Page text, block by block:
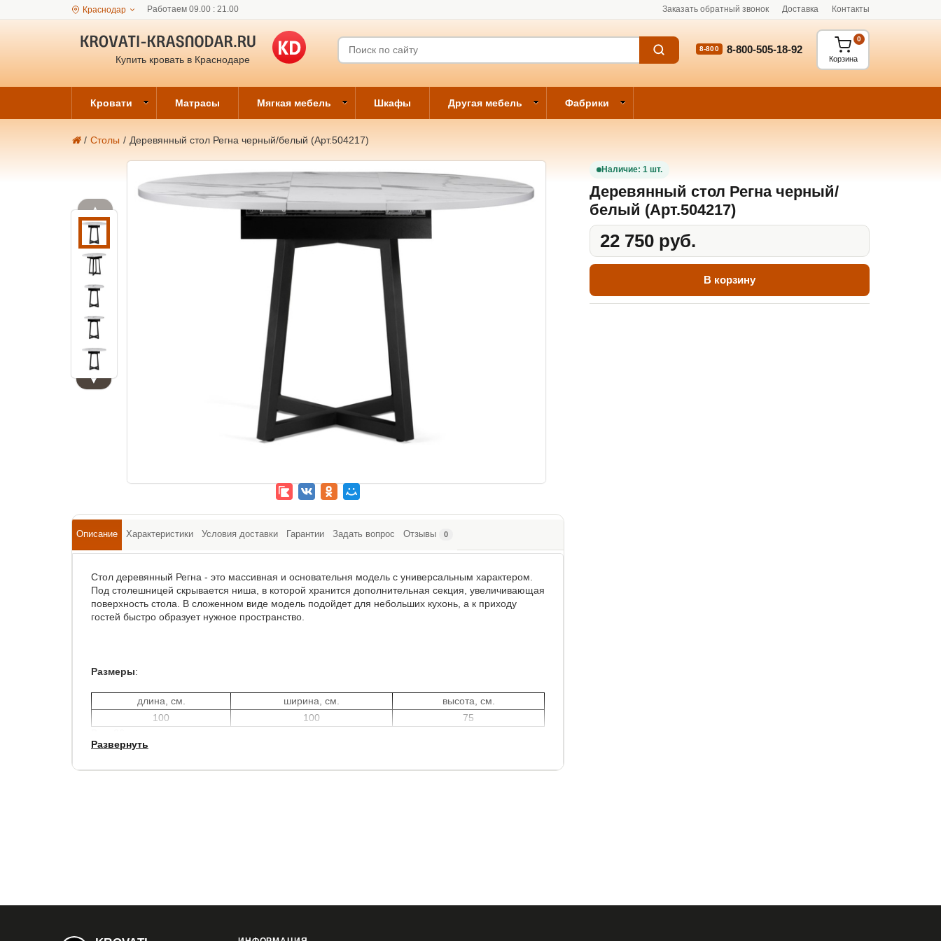
Краснодар Работаем 09.00 : 21.00 Заказать обратный звонок Доставка Контакты
Купить кровать в Краснодаре
8-800 8-800-505-18-92
Корзина
0
Кровати Матрасы Мягкая мебель Шкафы Другая мебель Фабрики
/ Столы / Деревянный стол Регна черный/белый (Арт.504217)
▲
▼
Наличие: 1 шт.
Деревянный стол Регна черный/
белый (Арт.504217)
22 750 руб.
В корзину
Описание Характеристики Условия доставки Гарантии Задать вопрос Отзывы 0
Стол деревянный Регна - это массивная и основательня модель с универсальным характером.
Под столешницей скрывается ниша, в которой хранится дополнительная секция, увеличивающая
поверхность стола. В сложенном виде модель подойдет для небольших кухонь, а к приходу
гостей быстро образует нужное пространство.
Размеры:
длина, см. ширина, см.
высота, см.
100
100
75
Каркас: металл
Столешница: белый
Развернуть